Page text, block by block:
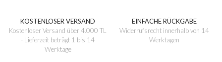
KOSTENLOSER VERSAND
Kostenloser Versand über 4.000 TL
- Lieferzeit beträgt 1 bis 14
Werktage
EINFACHE RÜCKGABE
Widerrufsrecht innerhalb von 14
Werktagen